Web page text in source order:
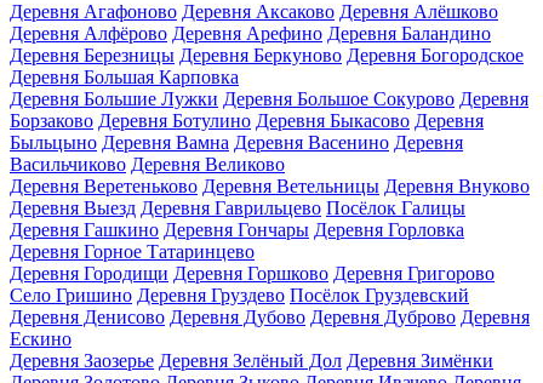
Деревня Агафоново Деревня Аксаково Деревня Алёшково
Деревня Алфёрово Деревня Арефино Деревня Баландино
Деревня Березницы Деревня Беркуново Деревня Богородское
Деревня Большая Карповка
Деревня Большие Лужки Деревня Большое Сокурово Деревня
Борзаково Деревня Ботулино Деревня Быкасово Деревня
Быльцыно Деревня Вамна Деревня Васенино Деревня
Васильчиково Деревня Великово
Деревня Веретеньково Деревня Ветельницы Деревня Внуково
Деревня Выезд Деревня Гаврильцево Посёлок Галицы
Деревня Гашкино Деревня Гончары Деревня Горловка
Деревня Горное Татаринцево
Деревня Городищи Деревня Горшково Деревня Григорово
Село Гришино Деревня Груздево Посёлок Груздевский
Деревня Денисово Деревня Дубово Деревня Дуброво Деревня
Ескино
Деревня Заозерье Деревня Зелёный Дол Деревня Зимёнки